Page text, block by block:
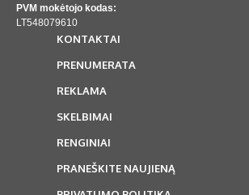
PVM mokėtojo kodas:
LT548079610
KONTAKTAI
PRENUMERATA
REKLAMA
SKELBIMAI
RENGINIAI
PRANEŠKITE NAUJIENĄ